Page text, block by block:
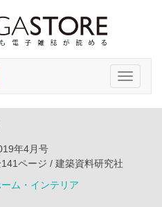
Toggle
年4月号
ページ / 建築資料研究社
ーム・インテリア